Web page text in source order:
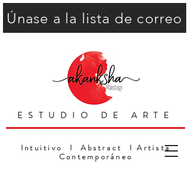
ESTUDIO DE ARTE
Intuitivo I Abstract I Artista
Contemporáneo
Únase a la lista de correo